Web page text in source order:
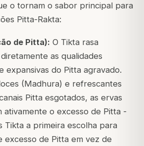
o tornam o sabor principal para
Pitta-Rakta:
de Pitta): O Tikta rasa
as qualidades
expansivas do Pitta agravado.
(Madhura) e refrescantes
Pitta esgotados, as ervas
ativamente o excesso de Pitta -
Tikta a primeira escolha para
excesso de Pitta em vez de